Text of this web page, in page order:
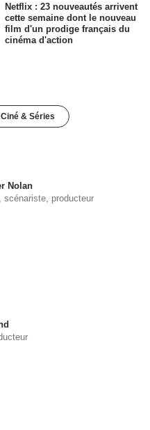
Netflix : 23 nouveautés arrivent
cette semaine dont le nouveau
film d'un prodige français du
cinéma d'action
& Séries
Nolan
scénariste, producteur